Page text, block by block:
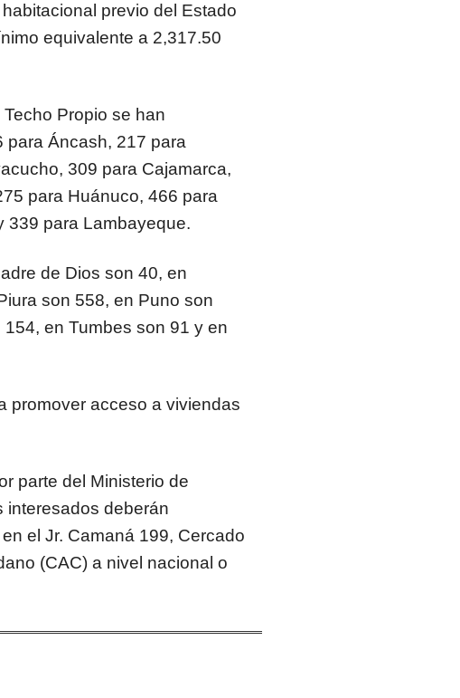
previo del Estado
equivalente a 2,317.50
Propio se han
para Áncash, 217 para
309 para Cajamarca,
para Huánuco, 466 para
339 para Lambayeque.
de Dios son 40, en
son 558, en Puno son
en Tumbes son 91 y en
promover acceso a viviendas
parte del Ministerio de
interesados deberán
el Jr. Camaná 199, Cercado
(CAC) a nivel nacional o